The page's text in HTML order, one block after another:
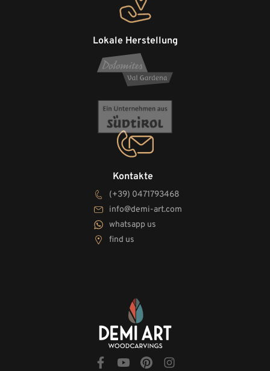
Kontakte
(+39) 0471793468
info@demi-art.com
whatsapp us
find us
Lokale Herstellung